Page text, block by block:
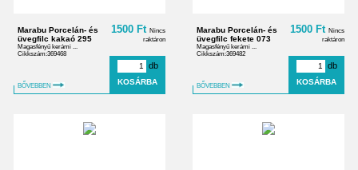
Marabu Porcelán- és
üvegfilc kakaó 295
Magasfényű kerámi ...
Cikkszám:369468
BŐVEBBEN
1500 Ft Nincs
raktáron
db
Marabu Porcelán- és
üvegfilc fekete 073
Magasfényű kerámi ...
Cikkszám:369482
BŐVEBBEN
1500 Ft Nincs
raktáron
db